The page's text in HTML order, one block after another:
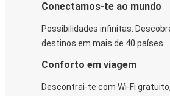
Conectamos-te ao mundo
Possibilidades infinitas.
destinos em mais de 40 países.
Conforto em viagem
Descontrai-te com Wi-Fi